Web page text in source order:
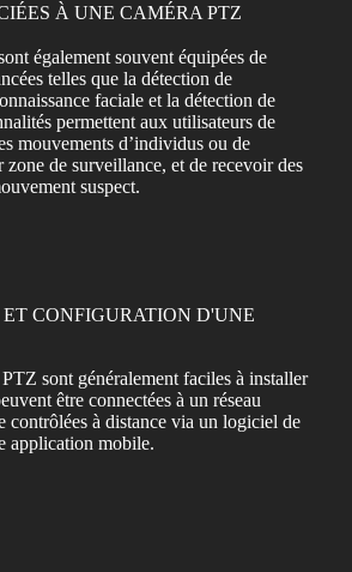
À UNE CAMÉRA PTZ
également souvent équipées de
telles que la détection de
faciale et la détection de
permettent aux utilisateurs de
mouvements d’individus ou de
zone de surveillance, et de recevoir des
suspect.​
CONFIGURATION D'UNE
sont généralement faciles à installer
être connectées à un réseau
contrôlées à distance via un logiciel de
application mobile.​